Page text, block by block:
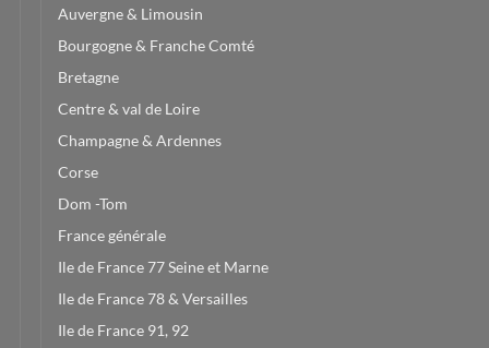
Auvergne & Limousin
Bourgogne & Franche Comté
Bretagne
Centre & val de Loire
Champagne & Ardennes
Corse
Dom -Tom
France générale
Ile de France 77 Seine et Marne
Ile de France 78 & Versailles
Ile de France 91, 92